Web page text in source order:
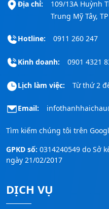
Địa chỉ:
109/13A Huỳnh
Trung Mỹ Tây,
Hotline: 0911 260 247
Kinh doanh: 0901 4321
Lịch làm việc: Từ thứ 2
Email:
Tìm kiếm chúng tôi trên
GPKD số: 0314240549 do Sở
ngày 21/02/2017
DỊCH VỤ